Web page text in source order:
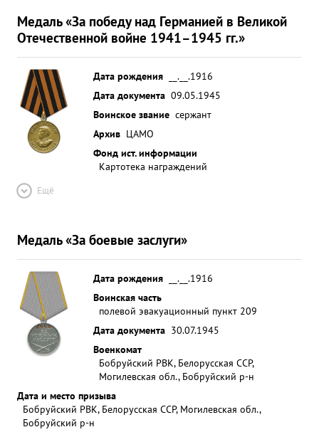
Медаль «За победу над Германией в Великой
Отечественной войне 1941–1945 гг.»
Дата рождения
__.__.1916
Дата документа 09.05.1945
Воинское звание сержант
Архив ЦАМО
Фонд ист. информации
Картотека награждений
Ещё
Медаль «За боевые заслуги»
Дата рождения
__.__.1916
Воинская часть
полевой эвакуационный пункт 209
Дата документа 30.07.1945
Военкомат
Бобруйский РВК, Белорусская ССР,
Могилевская обл., Бобруйский р-н
Дата и место призыва
Бобруйский РВК, Белорусская ССР, Могилевская обл.,
Бобруйский р-н